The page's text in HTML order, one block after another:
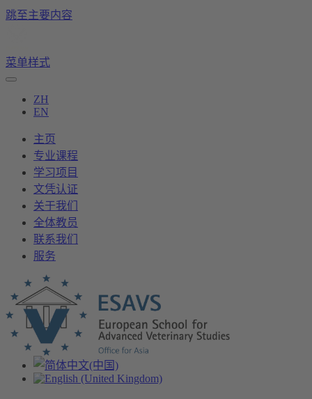
跳至主要内容
菜单样式
ZH
EN
主页
专业课程
学习项目
文凭认证
关于我们
全体教员
联系我们
服务